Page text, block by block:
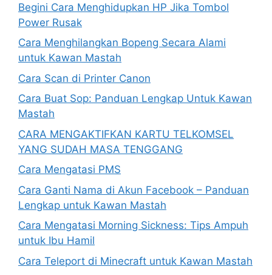
Begini Cara Menghidupkan HP Jika Tombol
Power Rusak
Cara Menghilangkan Bopeng Secara Alami
untuk Kawan Mastah
Cara Scan di Printer Canon
Cara Buat Sop: Panduan Lengkap Untuk Kawan
Mastah
CARA MENGAKTIFKAN KARTU TELKOMSEL
YANG SUDAH MASA TENGGANG
Cara Mengatasi PMS
Cara Ganti Nama di Akun Facebook – Panduan
Lengkap untuk Kawan Mastah
Cara Mengatasi Morning Sickness: Tips Ampuh
untuk Ibu Hamil
Cara Teleport di Minecraft untuk Kawan Mastah